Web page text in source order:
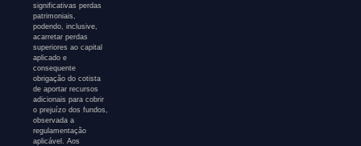
significativas perdas
patrimoniais,
podendo, inclusive,
acarretar perdas
superiores ao capital
aplicado e
consequente
obrigação do cotista
de aportar recursos
adicionais para cobrir
o prejuízo dos fundos,
observada a
regulamentação
aplicável. Aos